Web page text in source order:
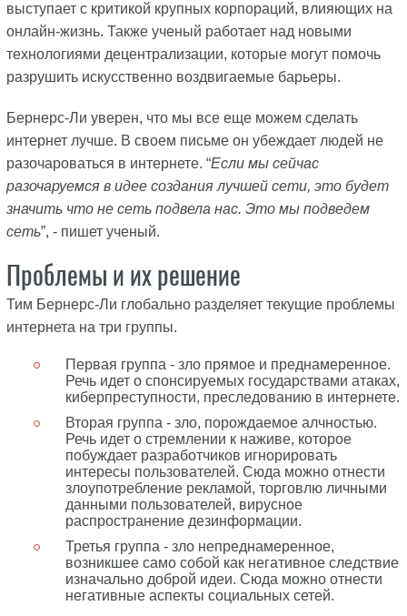
выступает с критикой крупных корпораций, влияющих на
онлайн-жизнь. Также ученый работает над новыми
технологиями децентрализации, которые могут помочь
разрушить искусственно воздвигаемые барьеры.
Бернерс-Ли уверен, что мы все еще можем сделать
интернет лучше. В своем письме он убеждает людей не
разочароваться в интернете. “Если мы сейчас
разочаруемся в идее создания лучшей сети, это будет
значить что не сеть подвела нас. Это мы подведем
сеть”, - пишет ученый.
Проблемы и их решение
Тим Бернерс-Ли глобально разделяет текущие проблемы
интернета на три группы.
Первая группа - зло прямое и преднамеренное.
Речь идет о спонсируемых государствами атаках,
киберпреступности, преследованию в интернете.
Вторая группа - зло, порождаемое алчностью.
Речь идет о стремлении к наживе, которое
побуждает разработчиков игнорировать
интересы пользователей. Сюда можно отнести
злоупотребление рекламой, торговлю личными
данными пользователей, вирусное
распространение дезинформации.
Третья группа - зло непреднамеренное,
возникшее само собой как негативное следствие
изначально доброй идеи. Сюда можно отнести
негативные аспекты социальных сетей.